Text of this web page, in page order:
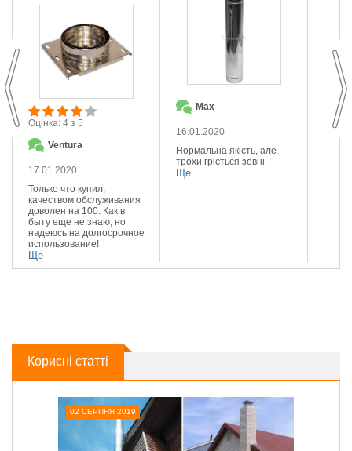
Max
16.01.2020
Нормальна якість, але
трохи гріється зовні.
Ще
Оцінка: 4 з 5
Ventura
17.01.2020
Только что купил,
качеством обслуживания
доволен на 100. Как в
быту еще не знаю, но
надеюсь на долгосрочное
использование!
Ще
Корисні статті
02 СЕРПНЯ 2019